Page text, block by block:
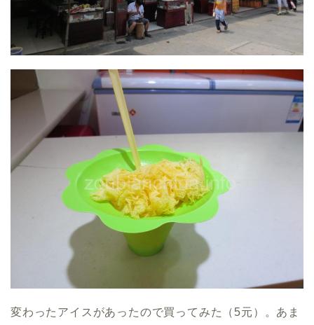
変わったアイスがあったので買ってみた（5元）。あま